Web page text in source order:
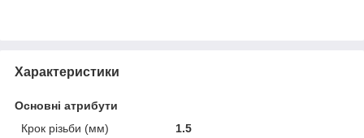
Характеристики
Основні атрибути
Крок різьби (мм)
1.5